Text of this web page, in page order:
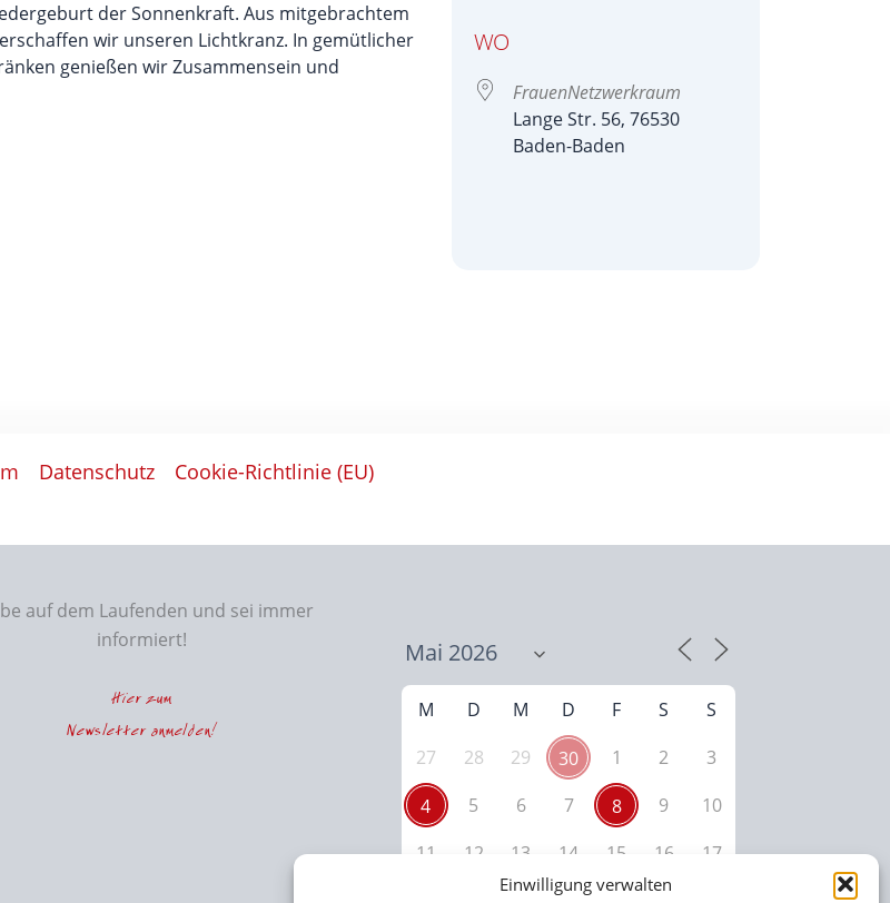
Einwilligung verwalten
der Sonnenkraft. Aus mitgebrachtem
wir unseren Lichtkranz. In gemütlicher
genießen wir Zusammensein und
WO
FrauenNetzwerkraum
Lange Str. 56, 76530
Baden-Baden
Datenschutz Cookie-Richtlinie (EU)
auf dem Laufenden und sei immer
informiert!
Hier zum
Newsletter anmelden!
M D M D F S
S
27
28 29 30 1 2
3
4
5 6 7 8 9
10
11
12 13 14 15 16
17